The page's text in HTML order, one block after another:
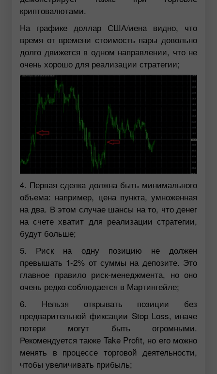
криптовалютами.
На графике доллар США/иена видно, что
время от времени стоимость пары довольно
долго движется в одном направлении, что не
очень хорошо для реализации стратегии;
4. Первая сделка должна быть минимального
объема: например, цена пункта, умноженная
на два. В этом случае шансы на то, что денег
на счете хватит для реализации стратегии,
будут больше;
5. Риск на одну позицию не должен
превышать 1-2% от суммы на депозите. Это
главное правило риск-менеджмента, но оно
очень редко соблюдается в Мартингейле;
6. Нельзя открывать позиции без
предварительной фиксации Stop Loss, иначе
потери могут быть огромными.
Рекомендуется также Take Profit, но его можно
менять в процессе торговой деятельности,
чтобы увеличивать прибыль;